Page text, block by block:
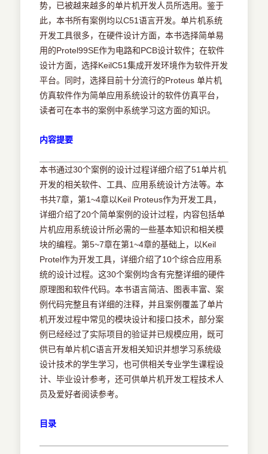
势，已被越来越多的单片机开发人员所选用。鉴于
此，本书所有案例均以C51语言开发。单片机系统
开发工具很多，在硬件设计方面，本书选择简单易
用的Protel99SE作为电路和PCB设计软件；在软件
设计方面，选择KeilC51集成开发环境作为软件开发
平台。同时，选择目前十分流行的Proteus 单片机
仿真软件作为简单应用系统设计的软件仿真平台，
读者可在本书的案例中系统学习这方面的知识。
内容提要
本书通过30个案例的设计过程详细介绍了51单片机
开发的相关软件、工具、应用系统设计方法等。本
书共7章，第1~4章以Keil Proteus作为开发工具，
详细介绍了20个简单案例的设计过程，内容包括单
片机应用系统设计所必需的一些基本知识和相关模
块的编程。第5~7章在第1~4章的基础上，以Keil
Protel作为开发工具，详细介绍了10个综合应用系
统的设计过程。这30个案例均含有完整详细的硬件
原理图和软件代码。本书语言简洁、图表丰富、案
例代码完整且有详细的注释，并且案例覆盖了单片
机开发过程中常见的模块设计和接口技术，部分案
例已经经过了实际项目的验证并已规模应用，既可
供已有单片机C语言开发相关知识并想学习系统级
设计技术的学生学习，也可供相关专业学生课程设
计、毕业设计参考，还可供单片机开发工程技术人
员及爱好者阅读参考。
目录